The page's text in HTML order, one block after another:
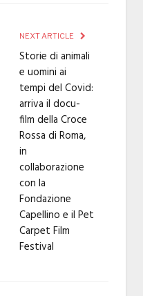
NEXT ARTICLE
Storie di animali
e uomini ai
tempi del Covid:
arriva il docu-
film della Croce
Rossa di Roma,
in
collaborazione
con la
Fondazione
Capellino e il Pet
Carpet Film
Festival